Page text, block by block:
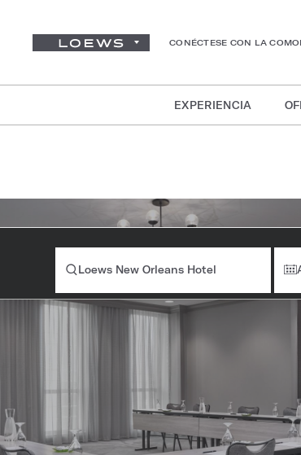
CONÉCTESE CON LA
EXPERIENCIA
Loews New Orleans Hotel